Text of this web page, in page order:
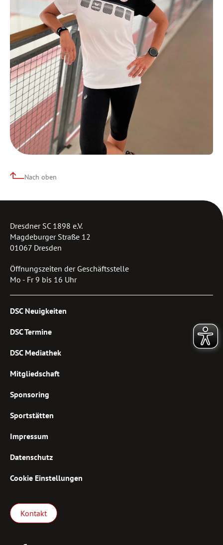
Nach oben
Dresdner SC 1898 e.V.
Magdeburger Straße 12
01067 Dresden
Öffnungszeiten der Geschäftsstelle
Mo - Fr 9 bis 16 Uhr
DSC Neuigkeiten
DSC Termine
DSC Mediathek
Mitgliedschaft
Sponsoring
Sportstätten
Impressum
Datenschutz
Cookie Einstellungen
Kontakt